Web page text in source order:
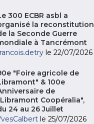
300 ECBR asbl a
la reconstitution
la Seconde Guerre
à Tancrémont
le 22/07/2026
"Foire agricole de
& 100e
de
Coopéralia",
24 au 26 Juillet
le 25/07/2026